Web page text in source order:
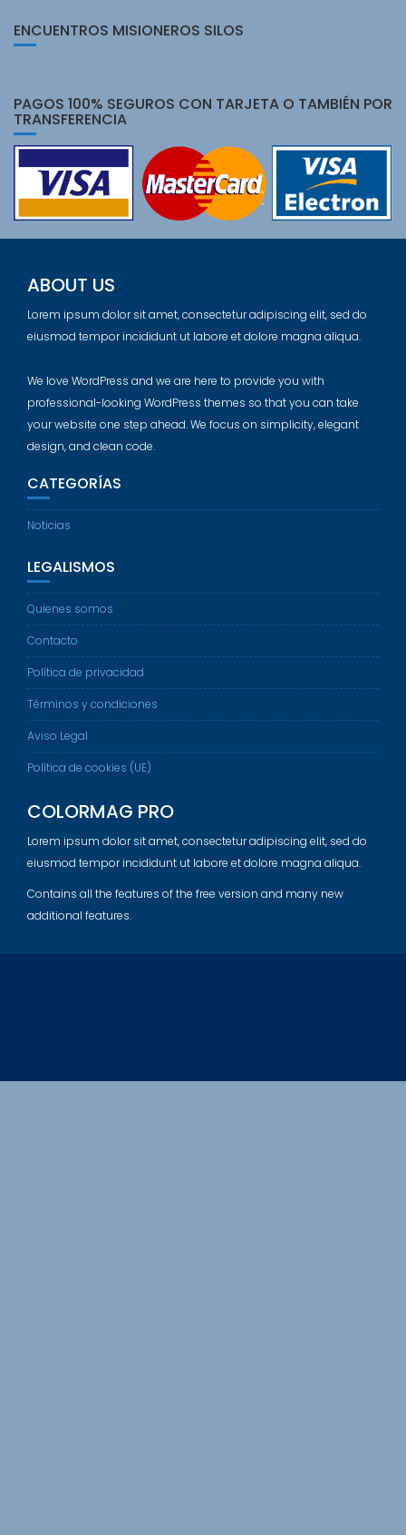
ENCUENTROS MISIONEROS SILOS
PAGOS 100% SEGUROS CON TARJETA O TAMBIÉN POR
TRANSFERENCIA
ABOUT US
Lorem ipsum dolor sit amet, consectetur adipiscing elit, sed do
eiusmod tempor incididunt ut labore et dolore magna aliqua.
We love WordPress and we are here to provide you with
professional-looking WordPress themes so that you can take
your website one step ahead. We focus on simplicity, elegant
design, and clean code.
CATEGORÍAS
Noticias
LEGALISMOS
Quienes somos
Contacto
Política de privacidad
Términos y condiciones
Aviso Legal
Política de cookies (UE)
COLORMAG PRO
Lorem ipsum dolor sit amet, consectetur adipiscing elit, sed do
eiusmod tempor incididunt ut labore et dolore magna aliqua.
Contains all the features of the free version and many new
additional features.